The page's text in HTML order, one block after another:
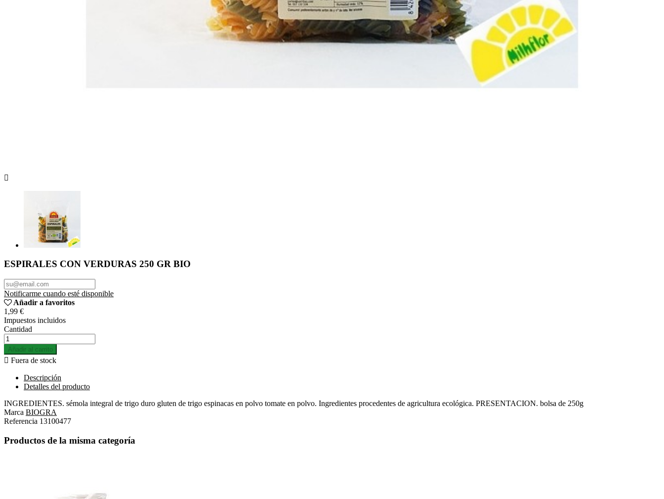

ESPIRALES CON VERDURAS 250 GR BIO
Notificarme cuando esté disponible
Añadir a favoritos
1,99 €
Impuestos incluidos
Cantidad
Añadir al carrito
 Fuera de stock
Descripción
Detalles del producto
INGREDIENTES. sémola integral de trigo duro gluten de trigo espinacas en polvo tomate en polvo. Ingredientes procedentes de agricultura ecológica. PRESENTACION. bolsa de 250g
Marca BIOGRA
Referencia 13100477
Productos de la misma categoría